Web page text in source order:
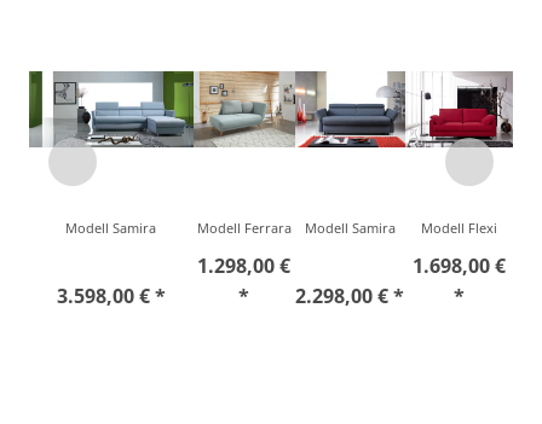
Modell Samira
3.598,00 € *
Modell Ferrara
1.298,00 €
*
Modell Samira
2.298,00 € *
Modell Flexi
1.698,00 €
*